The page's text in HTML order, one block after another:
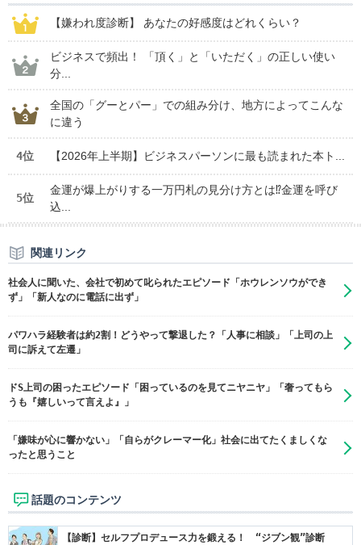
【嫌われ度診断】 あなたの好感度はどれくらい？
ビジネスで頻出！ 「頂く」と「いただく」の正しい使い
分...
全国の「グーとパー」での組み分け、地方によってこんな
に違う
4位 【2026年上半期】ビジネスパーソンに最も読まれた本ト...
5位
金運が爆上がりする一万円札の見分け方とは⁉金運を呼び
込...
関連リンク
社会人に聞いた、会社で初めて叱られたエピソード「ホウレンソウができ
ず」「新人なのに電話に出ず」
パワハラ経験者は約2割！どうやって撃退した？「人事に相談」「上司の上
司に訴えて左遷」
ドS上司の困ったエピソード「困っているのを見てニヤニヤ」「奢ってもら
うも『嬉しいって言えよ』」
「嫌味が心に響かない」「自らがクレーマー化」社会に出てたくましくな
ったと思うこと
話題のコンテンツ
【診断】セルフプロデュース力を鍛える！ “ジブン観”診断